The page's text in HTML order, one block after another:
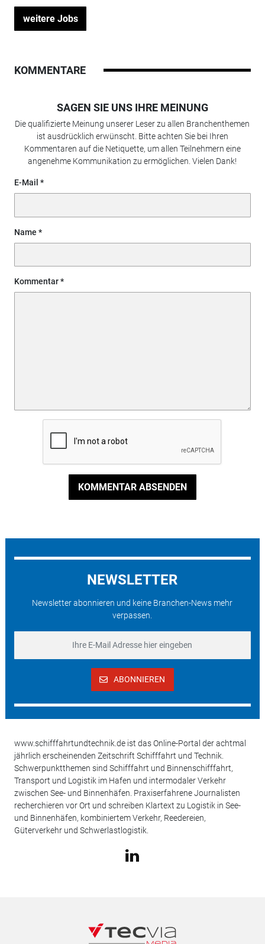
weitere Jobs
KOMMENTARE
SAGEN SIE UNS IHRE MEINUNG
Die qualifizierte Meinung unserer Leser zu allen Branchenthemen
ist ausdrücklich erwünscht. Bitte achten Sie bei Ihren
Kommentaren auf die Netiquette, um allen Teilnehmern eine
angenehme Kommunikation zu ermöglichen. Vielen Dank!
E-Mail
Name
Kommentar
KOMMENTAR ABSENDEN
NEWSLETTER
Newsletter abonnieren und keine Branchen-News mehr
verpassen.
ABONNIEREN
www.schifffahrtundtechnik.de ist das Online-Portal der achtmal
jährlich erscheinenden Zeitschrift Schifffahrt und Technik.
Schwerpunktthemen sind Schifffahrt und Binnenschifffahrt,
Transport und Logistik im Hafen und intermodaler Verkehr
zwischen See- und Binnenhäfen. Praxiserfahrene Journalisten
recherchieren vor Ort und schreiben Klartext zu Logistik in See-
und Binnenhäfen, kombiniertem Verkehr, Reedereien,
Güterverkehr und Schwerlastlogistik.